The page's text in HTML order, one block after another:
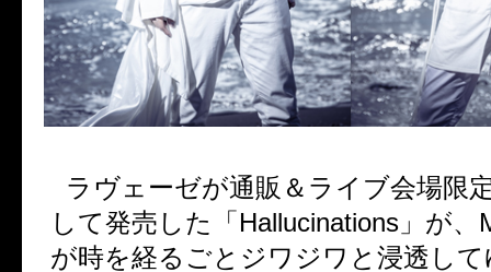
ラヴェーゼが通販＆ライブ会場限
して発売した「 Hallucinations 」が、
が時を経るごとジワジワと浸透し